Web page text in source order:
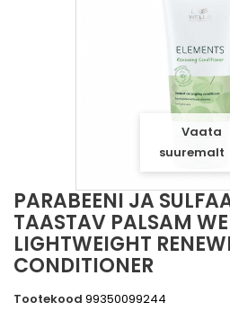
Vaata
suuremalt
PARABEENI JA
TAASTAV PALSAM
LIGHTWEIGHT
CONDITIONER
Tootekood 99350099244